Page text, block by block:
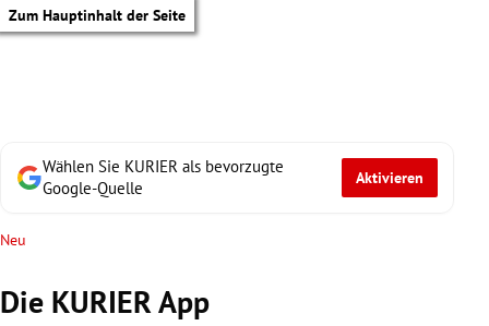
Zum Hauptinhalt der Seite
Wählen Sie KURIER als bevorzugte
Google-Quelle
Aktivieren
Neu
Die KURIER App